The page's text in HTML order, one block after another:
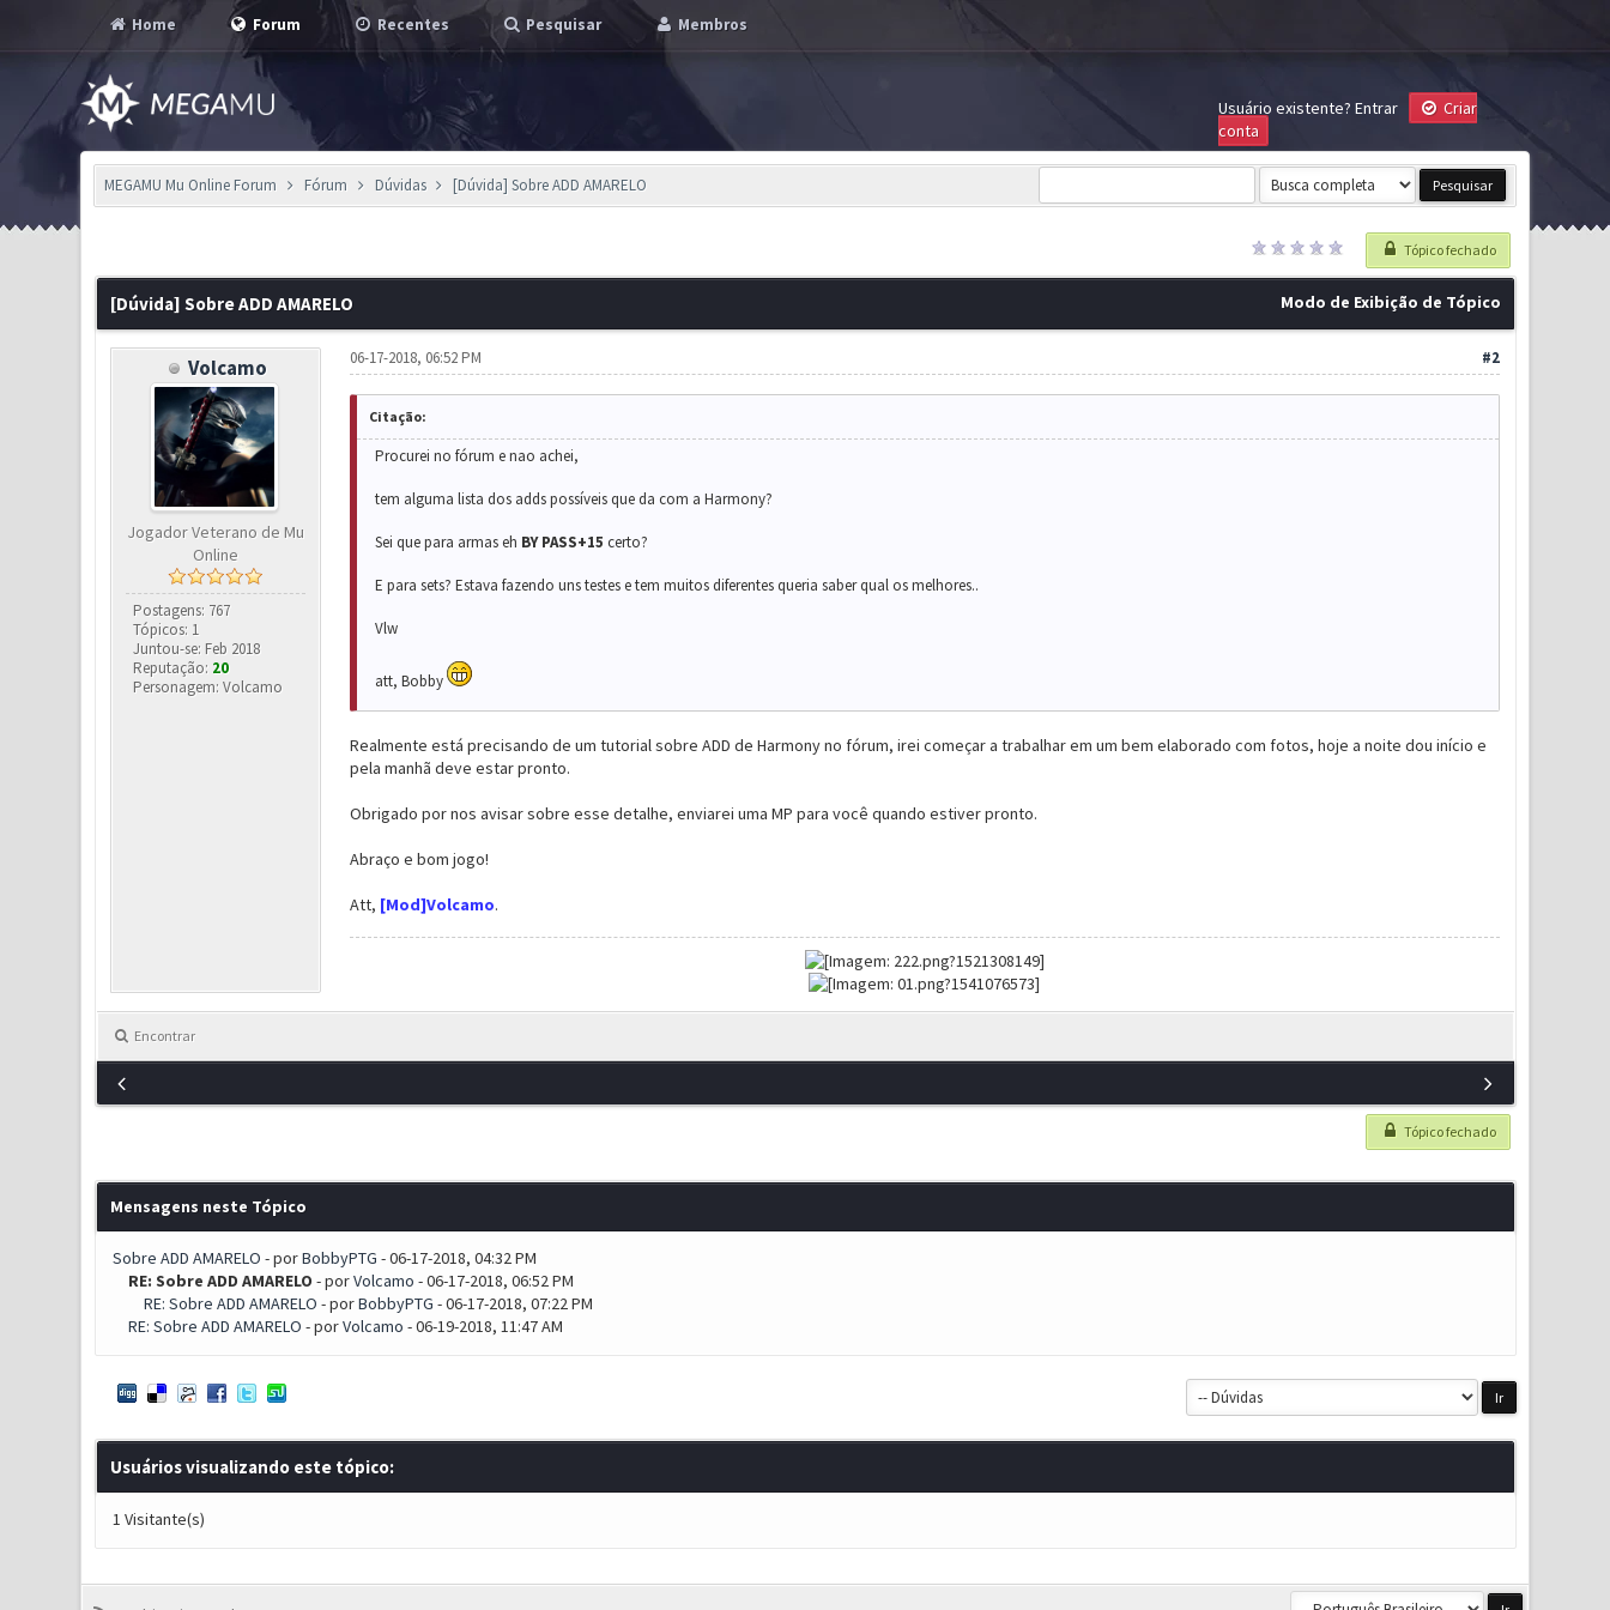
Home Forum Recentes Pesquisar Membros
Usuário existente? Entrar
Criar
conta
MEGAMU Mu Online Forum Fórum Dúvidas [Dúvida] Sobre ADD AMARELO
Tópico fechado
Modo de Exibição de Tópico
[Dúvida] Sobre ADD AMARELO
Volcamo
Jogador Veterano de Mu
Online
Postagens: 767
Tópicos: 1
Juntou-se: Feb 2018
Reputação: 20
Personagem: Volcamo
#2
06-17-2018, 06:52 PM
Citação:
Procurei no fórum e nao achei,
tem alguma lista dos adds possíveis que da com a Harmony?
Sei que para armas eh BY PASS+15 certo?
E para sets? Estava fazendo uns testes e tem muitos diferentes queria saber qual os melhores..
Vlw
att, Bobby
Realmente está precisando de um tutorial sobre ADD de Harmony no fórum, irei começar a trabalhar em um bem elaborado com fotos, hoje a noite dou início e
pela manhã deve estar pronto.
Obrigado por nos avisar sobre esse detalhe, enviarei uma MP para você quando estiver pronto.
Abraço e bom jogo!
Att, [Mod]Volcamo.
Encontrar
Tópico fechado
Mensagens neste Tópico
Sobre ADD AMARELO - porBobbyPTG - 06-17-2018, 04:32 PM
RE: Sobre ADD AMARELO - porVolcamo - 06-17-2018, 06:52 PM
RE: Sobre ADD AMARELO - porBobbyPTG - 06-17-2018, 07:22 PM
RE: Sobre ADD AMARELO - porVolcamo - 06-19-2018, 11:47 AM
Usuários visualizando este tópico:
1 Visitante(s)